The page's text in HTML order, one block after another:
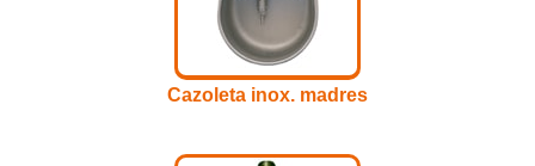
Cazoleta inox. madres